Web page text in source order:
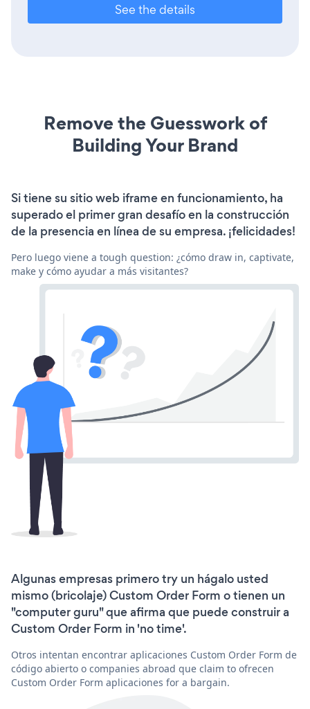
See the details
Remove the Guesswork of
Building Your Brand
Si tiene su sitio web iframe en funcionamiento, ha
superado el primer gran desafío en la construcción
de la presencia en línea de su empresa. ¡felicidades!
Pero luego viene a tough question: ¿cómo draw in, captivate,
make y cómo ayudar a más visitantes?
Algunas empresas primero try un hágalo usted
mismo (bricolaje) Custom Order Form o tienen un
"computer guru" que afirma que puede construir a
Custom Order Form in 'no time'.
Otros intentan encontrar aplicaciones Custom Order Form de
código abierto o companies abroad que claim to ofrecen
Custom Order Form aplicaciones for a bargain.